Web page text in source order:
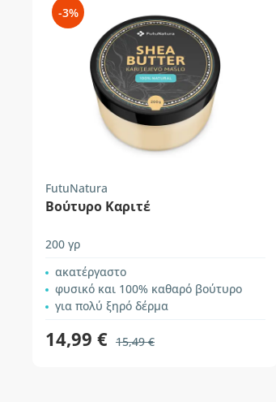
-3%
FutuNatura
Βούτυρο Καριτέ
200 γρ
ακατέργαστο
φυσικό και 100% καθαρό βούτυρο
για πολύ ξηρό δέρμα
14,99 € 15,49 €